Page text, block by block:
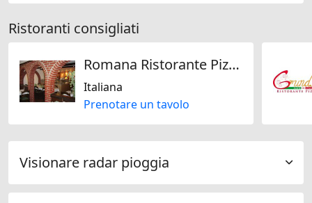
Ristoranti consigliati
Romana Ristorante Pizzeria
Italiana
Prenotare un tavolo
Visionare radar pioggia